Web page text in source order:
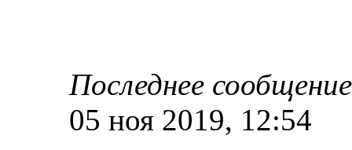
Последнее
05 ноя 2019, 12:54